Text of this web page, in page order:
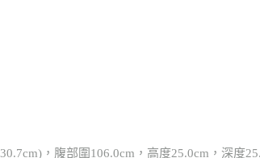
，腹部圍106.0cm，高度25.0cm，深度